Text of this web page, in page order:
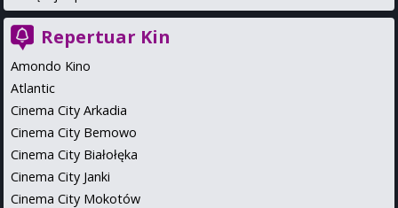
Repertuar Kin
Amondo Kino
Atlantic
Cinema City Arkadia
Cinema City Bemowo
Cinema City Białołęka
Cinema City Janki
Cinema City Mokotów